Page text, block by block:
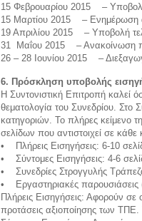
15 Φεβρουαρίου 2015 – Υποβολή
15 Μαρτίου 2015 – Ενημέρωση
19 Απριλίου 2015 – Υποβολή
31 Μαΐου 2015 – Ανακοίνωση
26 – 28 Ιουνίου 2015 –
6. Πρόσκληση υποβολής
Η Συντονιστική Επιτροπή καλεί
θεματολογία του Συνεδρίου. Στο
κατηγοριών. Το πλήρες κείμενο
σελίδων που αντιστοιχεί σε
• Πλήρεις Εισηγήσεις: 6-10
• Σύντομες Εισηγήσεις: 4-6
• Συνεδρίες Στρογγυλής
• Εργαστηριακές παρουσιάσεις
Πλήρεις Εισηγήσεις: Αφορούν σε
προτάσεις αξιοποίησης των ΤΠΕ.